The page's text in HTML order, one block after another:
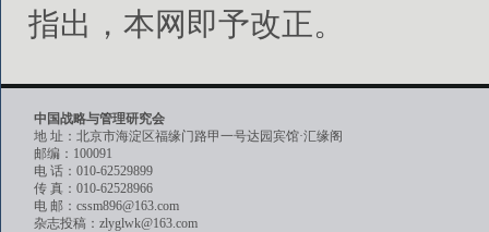
指出，本网即予改正。
中国战略与管理研究会
地 址：北京市海淀区福缘门路甲一号达园宾馆·汇缘阁
邮编：100091
电 话：010-62529899
传 真：010-62528966
电 邮：cssm896@163.com
杂志投稿：zlyglwk@163.com